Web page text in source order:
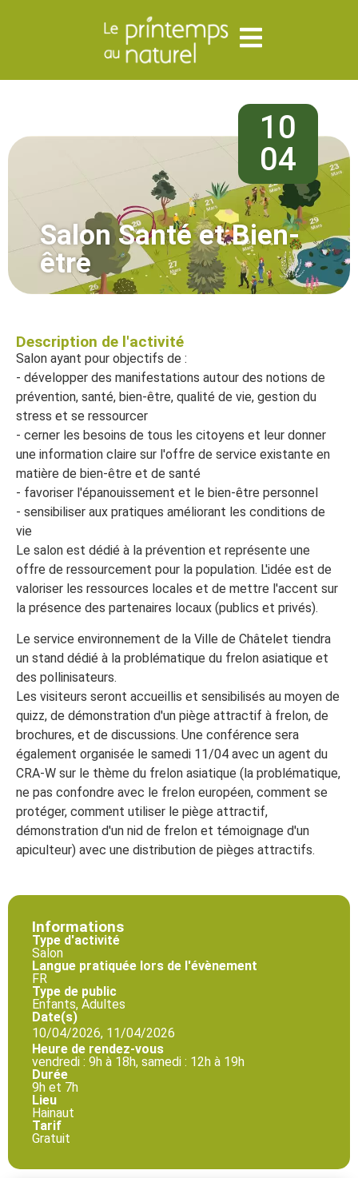
10
04
Salon Santé et Bien-
être
Description de l'activité
Salon ayant pour objectifs de :
- développer des manifestations autour des notions de
prévention, santé, bien-être, qualité de vie, gestion du
stress et se ressourcer
- cerner les besoins de tous les citoyens et leur donner
une information claire sur l'offre de service existante en
matière de bien-être et de santé
- favoriser l'épanouissement et le bien-être personnel
- sensibiliser aux pratiques améliorant les conditions de
vie
Le salon est dédié à la prévention et représente une
offre de ressourcement pour la population. L'idée est de
valoriser les ressources locales et de mettre l'accent sur
la présence des partenaires locaux (publics et privés).
Le service environnement de la Ville de Châtelet tiendra
un stand dédié à la problématique du frelon asiatique et
des pollinisateurs.
Les visiteurs seront accueillis et sensibilisés au moyen de
quizz, de démonstration d'un piège attractif à frelon, de
brochures, et de discussions. Une conférence sera
également organisée le samedi 11/04 avec un agent du
CRA-W sur le thème du frelon asiatique (la problématique,
ne pas confondre avec le frelon européen, comment se
protéger, comment utiliser le piège attractif,
démonstration d'un nid de frelon et témoignage d'un
apiculteur) avec une distribution de pièges attractifs.
Informations
Type d'activité
Salon
Langue pratiquée lors de l'évènement
FR
Type de public
Enfants, Adultes
Date(s)
10/04/2026, 11/04/2026
Heure de rendez-vous
vendredi : 9h à 18h, samedi : 12h à 19h
Durée
9h et 7h
Lieu
Hainaut
Tarif
Gratuit